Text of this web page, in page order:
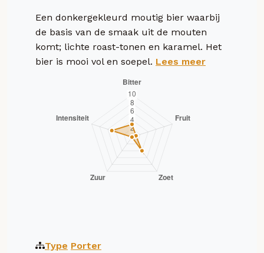
Een donkergekleurd moutig bier waarbij
de basis van de smaak uit de mouten
komt; lichte roast-tonen en karamel. Het
bier is mooi vol en soepel. Lees meer
Type Porter